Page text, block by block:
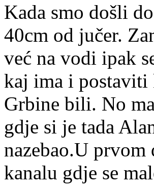
Kada smo došli
40cm od jučer.
već na vodi ipak
kaj ima i postaviti
Grbine bili. No
gdje si je tada
nazebao.U
kanalu gdje se